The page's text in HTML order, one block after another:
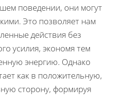
поведении, они могут
Это позволяет нам
действия без
усилия, экономя тем
энергию. Однако
как в положительную,
сторону, формируя